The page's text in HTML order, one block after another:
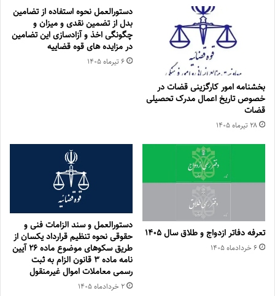
بخشنامه امور کارگزینی قضات در
خصوص تاریخ اعمال مدرک تحصیلی
قضات
۲۸ تیر‌ماه ۱۴۰۵
دستورالعمل نحوه استفاده از تضامین
بدل از تضمین نقدی و میزان و
چگونگی اخذ و آزادسازی این تضامین
در مزایده های قوه قضاییه
۶ تیر‌ماه ۱۴۰۵
تعرفه دفاتر ازدواج و طلاق سال ۱۴۰۵
۶ خرداد‌ماه ۱۴۰۵
دستورالعمل و سند الزامات فنی و
حقوقی نحوه تنظیم قرارداد یكسان از
طریق سكوهای موضوع ماده ۲۶ آیین
نامه ماده ۳ قانون الزام به ثبت
رسمی معاملات اموال غیرمنقول
۲ خرداد‌ماه ۱۴۰۵